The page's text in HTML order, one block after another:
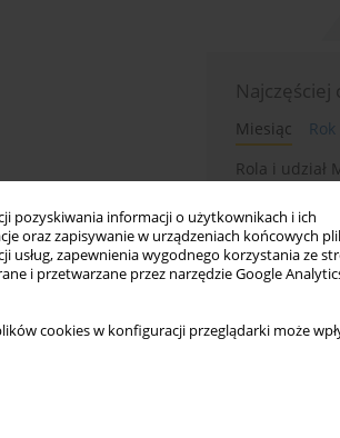
pozyskiwania informacji o użytkownikach i ich
oraz zapisywanie w urządzeniach końcowych
usług, zapewnienia wygodnego korzystania ze
i przetwarzane przez narzędzie Google
cookies w konfiguracji przeglądarki może
Najczęściej
Miesiąc
Rok
Rola i udział
kampanii
PRL I
w świetle
Głównej MO
przykładzie
województwa
Granica w